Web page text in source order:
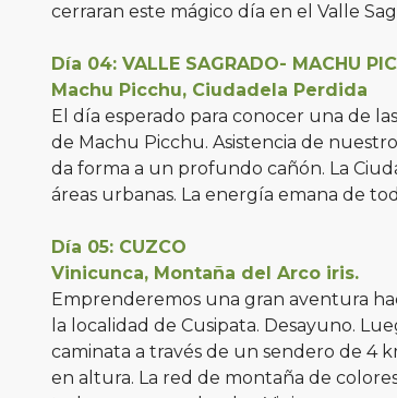
cerraran este mágico día en el Valle
Día 04: VALLE SAGRADO- MACHU
Machu Picchu, Ciudadela Perdida
El día esperado para conocer una de
de Machu Picchu. Asistencia de
da forma a un profundo cañón. La
áreas urbanas. La energía emana de
Día 05: CUZCO
Vinicunca, Montaña del Arco iris.
Emprenderemos una gran aventura
la localidad de Cusipata. Desayuno.
caminata a través de un sendero de 4
en altura. La red de montaña de